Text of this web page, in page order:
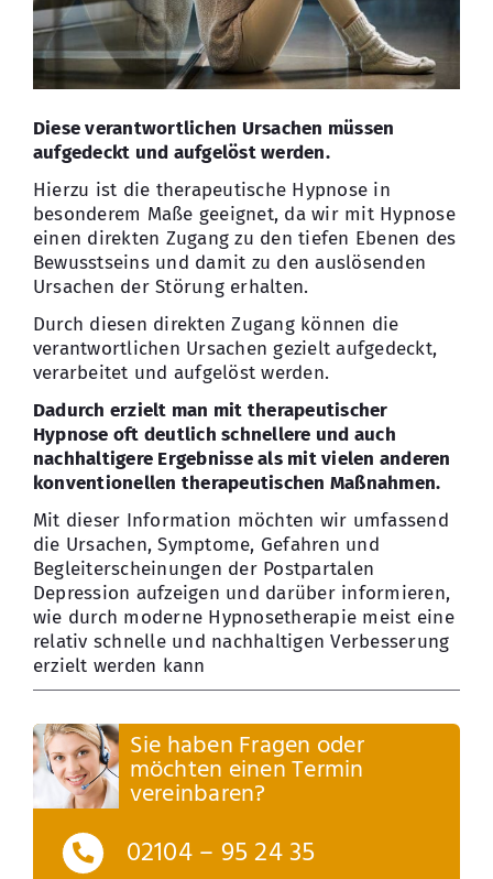
Diese verantwortlichen Ursachen müssen
aufgedeckt und aufgelöst werden.
Hierzu ist die therapeutische Hypnose in
besonderem Maße geeignet, da wir mit Hypnose
einen direkten Zugang zu den tiefen Ebenen des
Bewusstseins und damit zu den auslösenden
Ursachen der Störung erhalten.
Durch diesen direkten Zugang können die
verantwortlichen Ursachen gezielt aufgedeckt,
verarbeitet und aufgelöst werden.
Dadurch erzielt man mit therapeutischer
Hypnose oft deutlich schnellere und auch
nachhaltigere Ergebnisse als mit vielen anderen
konventionellen therapeutischen Maßnahmen.
Mit dieser Information möchten wir umfassend
die Ursachen, Symptome, Gefahren und
Begleiterscheinungen der Postpartalen
Depression aufzeigen und darüber informieren,
wie durch moderne Hypnosetherapie meist eine
relativ schnelle und nachhaltigen Verbesserung
erzielt werden kann
Sie haben Fragen oder
möchten einen Termin
vereinbaren?
02104 – 95 24 35